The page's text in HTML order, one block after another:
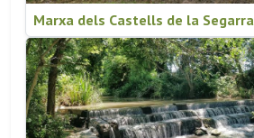
Marxa dels Castells de la Segarra